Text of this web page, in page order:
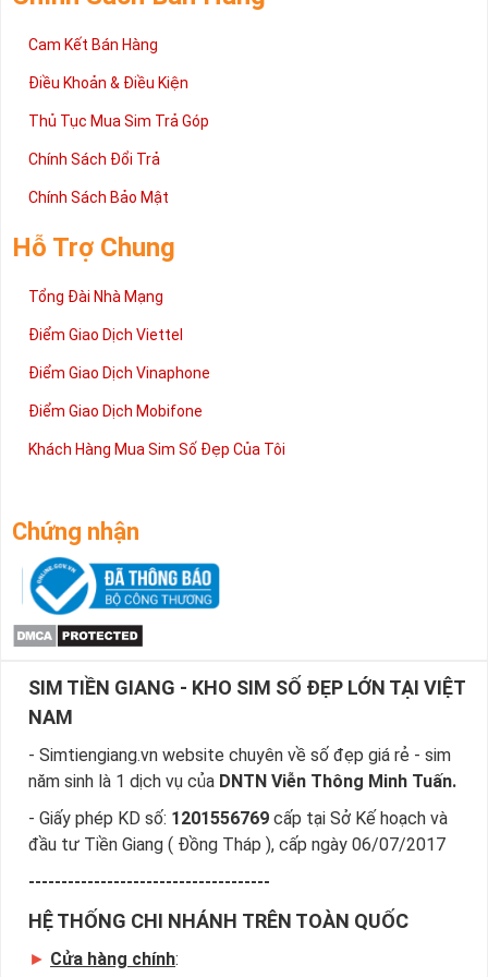
Cam Kết Bán Hàng
Điều Khoản & Điều Kiện
Thủ Tục Mua Sim Trả Góp
Chính Sách Đổi Trả
Chính Sách Bảo Mật
Hỗ Trợ Chung
Tổng Đài Nhà Mạng
Điểm Giao Dịch Viettel
Điểm Giao Dịch Vinaphone
Điểm Giao Dịch Mobifone
Khách Hàng Mua Sim Số Đẹp Của Tôi
Chứng nhận
SIM TIỀN GIANG - KHO SIM SỐ ĐẸP LỚN TẠI VIỆT
NAM
- Simtiengiang.vn website chuyên về số đẹp giá rẻ - sim
năm sinh là 1 dịch vụ của DNTN Viễn Thông Minh Tuấn.
- Giấy phép KD số: 1201556769 cấp tại Sở Kế hoạch và
đầu tư Tiền Giang ( Đồng Tháp ), cấp ngày 06/07/2017
-------------------------------------
HỆ THỐNG CHI NHÁNH TRÊN TOÀN QUỐC
► Cửa hàng chính: